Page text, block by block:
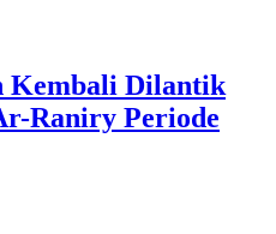
Dilantik
Raniry Periode